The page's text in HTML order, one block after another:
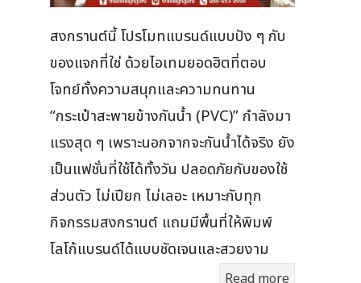
สงกรานต์นี้ โปรโมทแบรนด์แบบปัง ๆ กับ
ของแจกที่ใช่ ด้วยไอเทมยอดฮิตที่ตอบ
โจทย์ทั้งความสนุกและความทนทาน
“กระเป๋าสะพายข้างกันน้ำ (PVC)” กำลังมา
แรงสุด ๆ เพราะนอกจากจะกันน้ำได้จริง ยัง
เป็นแฟชั่นที่ใช้ได้ทั้งวัน ปลอดภัยกับของใช้
ส่วนตัว ไม่เปียก ไม่เลอะ เหมาะกับทุก
กิจกรรมสงกรานต์ แถมมีพื้นที่ให้พิมพ์
โลโก้แบรนด์ได้แบบชัดเจนและสวยงาม
Read more